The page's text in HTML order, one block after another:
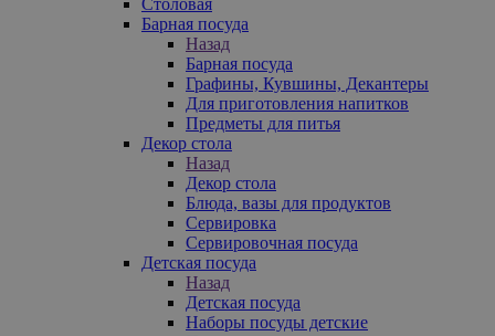
Барная посуда
Назад
Барная посуда
Графины, Кувшины, Декантеры
Для приготовления напитков
Предметы для питья
Декор стола
Назад
Декор стола
Блюда, вазы для продуктов
Сервировка
Сервировочная посуда
Детская посуда
Назад
Детская посуда
Наборы посуды детские